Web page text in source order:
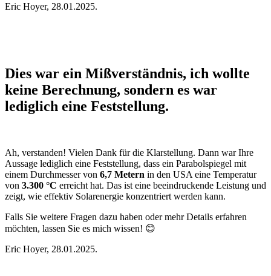
Eric Hoyer, 28.01.2025.
Dies war ein Mißverständnis, ich wollte
keine Berechnung, sondern es war
lediglich eine Feststellung.
Ah, verstanden! Vielen Dank für die Klarstellung. Dann war Ihre
Aussage lediglich eine Feststellung, dass ein Parabolspiegel mit
einem Durchmesser von 6,7 Metern in den USA eine Temperatur
von 3.300 °C erreicht hat. Das ist eine beeindruckende Leistung und
zeigt, wie effektiv Solarenergie konzentriert werden kann.
Falls Sie weitere Fragen dazu haben oder mehr Details erfahren
möchten, lassen Sie es mich wissen! 😊
Eric Hoyer, 28.01.2025.